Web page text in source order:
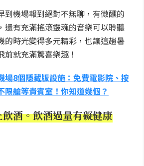
到機場報到絕對不無聊，有微醺的
還有充滿搖滾靈魂的音樂可以聆聽
的時光變得多元精彩，也讓這趟暑
就充滿驚喜樂趣！
場8個隱藏版設施：免費電影院、按
限艙等貴賓室！你知道幾個？
酒。飲酒過量有礙健康